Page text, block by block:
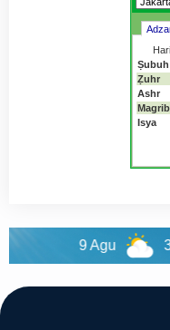
33°C